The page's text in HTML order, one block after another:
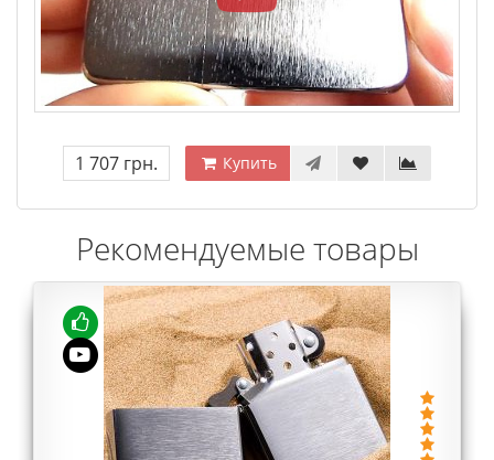
1 707 грн. Купить
Рекомендуемые товары